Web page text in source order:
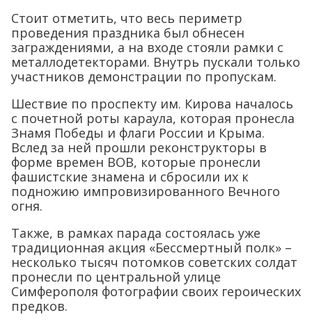
Стоит отметить, что весь периметр
проведения праздника был обнесен
заграждениями, а на входе стояли рамки с
металлодетекторами. Внутрь пускали только
участников демонстрации по пропускам.
Шествие по проспекту им. Кирова началось
с почетной роты караула, которая пронесла
Знамя Победы и флаги России и Крыма.
Вслед за ней прошли реконструкторы в
форме времен ВОВ, которые пронесли
фашистские знамена и сбросили их к
подножию импровизированного Вечного
огня.
Также, в рамках парада состоялась уже
традиционная акция «Бессмертный полк» –
несколько тысяч потомков советских солдат
пронесли по центральной улице
Симферополя фотографии своих героических
предков.